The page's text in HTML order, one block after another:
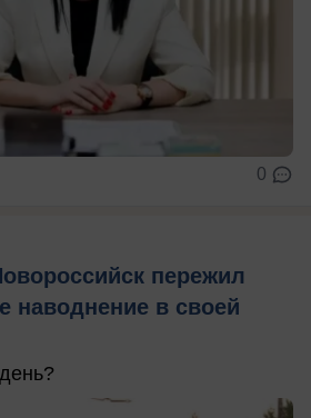
0
пережил
наводнение в своей